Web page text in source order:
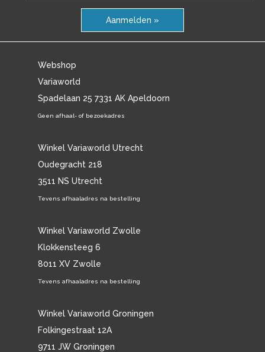
Aanmelden »
Webshop
Variaworld
Spadelaan 25 7331 AK Apeldoorn
Geen afhaal- of bezoekadres
Winkel Variaworld Utrecht
Oudegracht 218
3511 NS Utrecht
Tevens afhaaladres na bestelling
Winkel Variaworld Zwolle
Klokkensteeg 6
8011 XV Zwolle
Tevens afhaaladres na bestelling
Winkel Variaworld Groningen
Folkingestraat 12A
9711 JW Groningen